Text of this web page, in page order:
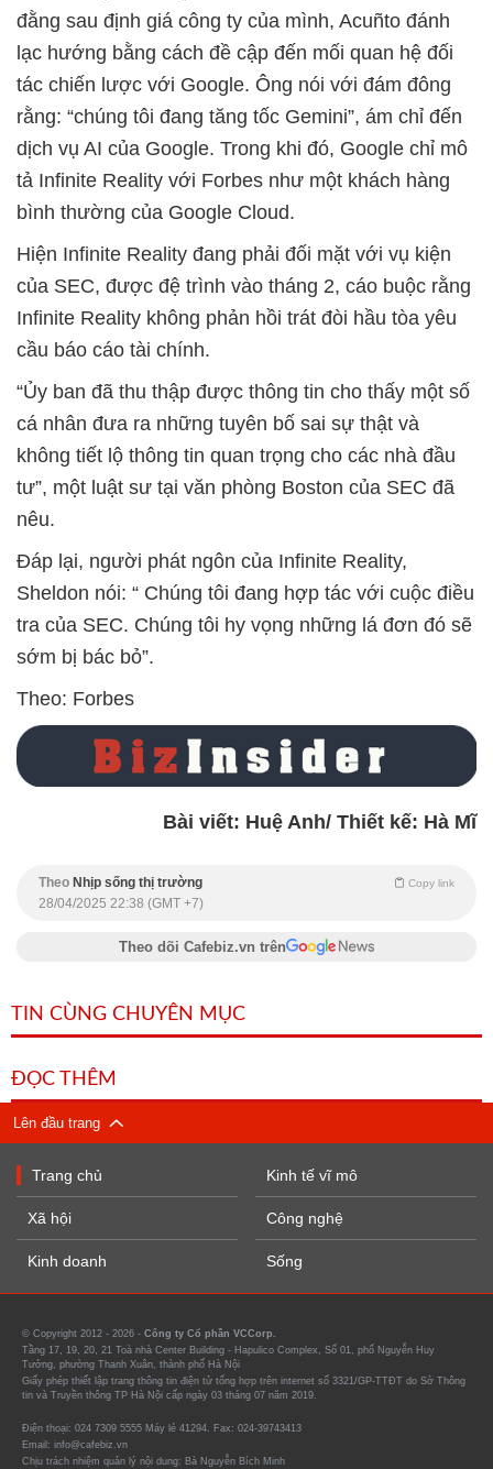
đằng sau định giá công ty của mình, Acuñto đánh
lạc hướng bằng cách đề cập đến mối quan hệ đối
tác chiến lược với Google. Ông nói với đám đông
rằng: “chúng tôi đang tăng tốc Gemini”, ám chỉ đến
dịch vụ AI của Google. Trong khi đó, Google chỉ mô
tả Infinite Reality với Forbes như một khách hàng
bình thường của Google Cloud.
Hiện Infinite Reality đang phải đối mặt với vụ kiện
của SEC, được đệ trình vào tháng 2, cáo buộc rằng
Infinite Reality không phản hồi trát đòi hầu tòa yêu
cầu báo cáo tài chính.
“Ủy ban đã thu thập được thông tin cho thấy một số
cá nhân đưa ra những tuyên bố sai sự thật và
không tiết lộ thông tin quan trọng cho các nhà đầu
tư”, một luật sư tại văn phòng Boston của SEC đã
nêu.
Đáp lại, người phát ngôn của Infinite Reality,
Sheldon nói: “ Chúng tôi đang hợp tác với cuộc điều
tra của SEC. Chúng tôi hy vọng những lá đơn đó sẽ
sớm bị bác bỏ”.
Theo: Forbes
Bài viết: Huệ Anh/ Thiết kế: Hà Mĩ
Theo Nhịp sống thị trường Copy link
28/04/2025 22:38 (GMT +7)
Theo dõi Cafebiz.vn trên
TIN CÙNG CHUYÊN MỤC
ĐỌC THÊM
Lên đầu trang
Trang chủ
Xã hội
Kinh doanh
Kinh tế vĩ mô
Công nghệ
Sống
© Copyright 2012 - 2026 - Công ty Cổ phần VCCorp.
Tầng 17, 19, 20, 21 Toà nhà Center Building - Hapulico Complex, Số 01, phố Nguyễn Huy
Tưởng, phường Thanh Xuân, thành phố Hà Nội
Giấy phép thiết lập trang thông tin điện tử tổng hợp trên internet số 3321/GP-TTĐT do Sở Thông
tin và Truyền thông TP Hà Nội cấp ngày 03 tháng 07 năm 2019.
Điện thoại: 024 7309 5555 Máy lẻ 41294. Fax: 024-39743413
Email: info@cafebiz.vn
Chịu trách nhiệm quản lý nội dung: Bà Nguyễn Bích Minh